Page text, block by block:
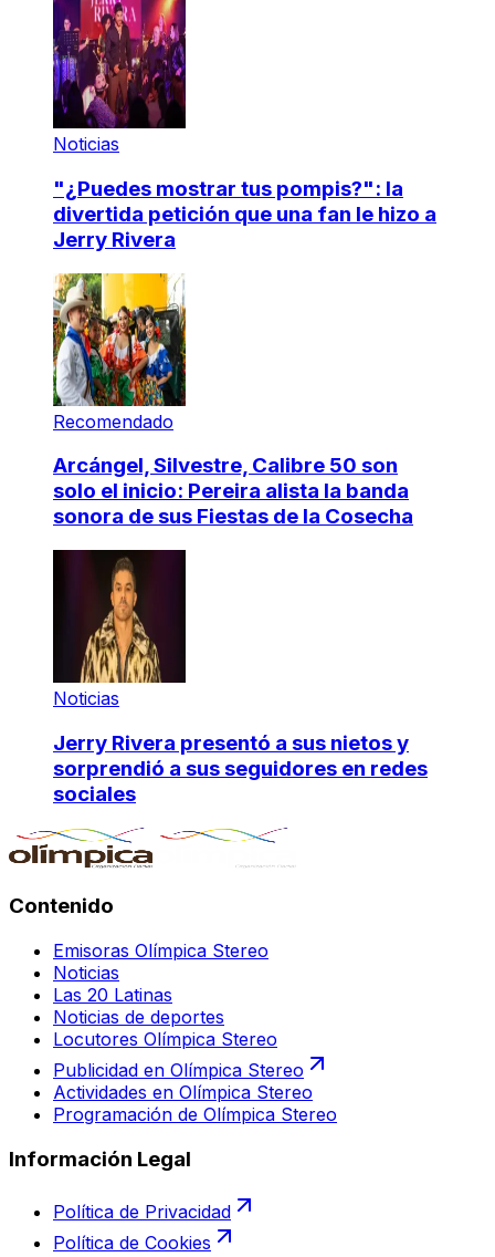
Noticias
"¿Puedes mostrar tus pompis?": la
divertida petición que una fan le hizo a
Jerry Rivera
Recomendado
Arcángel, Silvestre, Calibre 50 son
solo el inicio: Pereira alista la banda
sonora de sus Fiestas de la Cosecha
Noticias
Jerry Rivera presentó a sus nietos y
sorprendió a sus seguidores en redes
sociales
Contenido
Emisoras Olímpica Stereo
Noticias
Las 20 Latinas
Noticias de deportes
Locutores Olímpica Stereo
Publicidad en Olímpica Stereo
Actividades en Olímpica Stereo
Programación de Olímpica Stereo
Información Legal
Política de Privacidad
Política de Cookies